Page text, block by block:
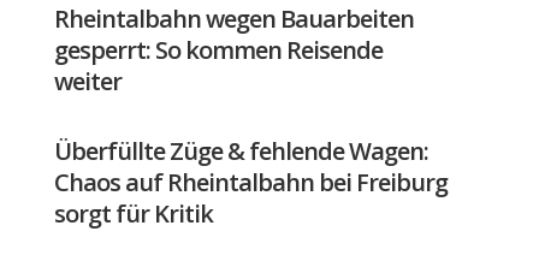
Rheintalbahn wegen Bauarbeiten
gesperrt: So kommen Reisende
weiter
Überfüllte Züge & fehlende Wagen:
Chaos auf Rheintalbahn bei Freiburg
sorgt für Kritik